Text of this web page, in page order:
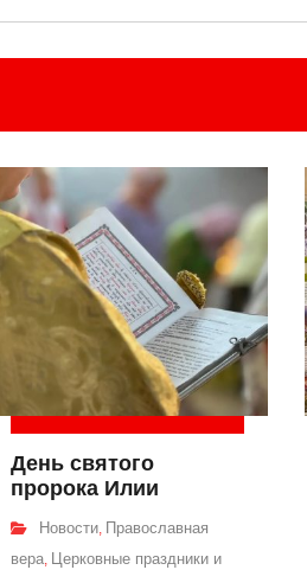
День святого
пророка Илии
Новости, Православная
вера, Церковные праздники и